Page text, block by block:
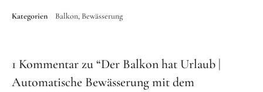
Kategorien Balkon Bewässerung
1 Kommentar zu “Der Balkon hat Urlaub |
Automatische Bewässerung mit dem